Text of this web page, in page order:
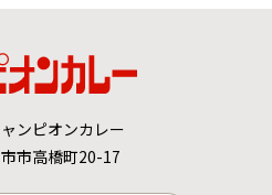
ンピオンカレー
市高橋町20-17